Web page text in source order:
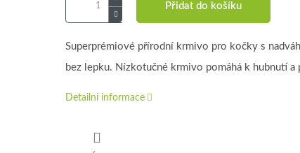
Přidat do košíku
Superprémiové přírodní krmivo pro kočky s
bez lepku. Nízkotučné krmivo pomáhá k hubnutí a
Detailní informace